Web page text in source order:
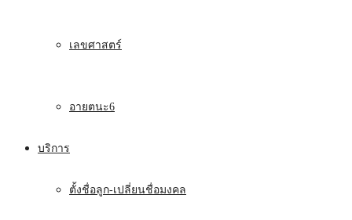
เลขศาสตร์
อายตนะ6
บริการ
ตั้งชื่อลูก-เปลี่ยนชื่อมงคล